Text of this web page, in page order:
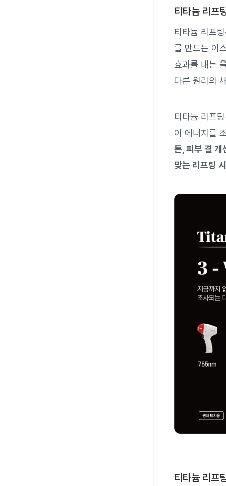
티타늄 리프
티타늄 리프
를 만드는 이
효과를 내는
다른 원리의
티타늄 리프
이 에너지를
톤, 피부 결 개
맞는 리프팅
티타늄 리프